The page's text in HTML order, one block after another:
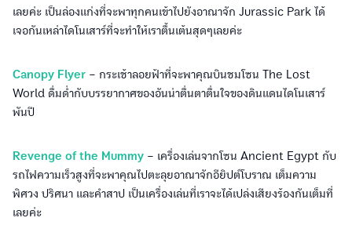
เลยค่ะ เป็นล่องแก่งที่จะพาทุกคนเข้าไปยังอาณาจัก Jurassic Park ได้
เจอกันเหล่าไดโนเสาร์ที่จะทำให้เราตื้นเต้นสุดๆเลยค่ะ
Canopy Flyer – กระเช้าลอยฟ้าที่จะพาคุณบินชมโซน The Lost
World ดื่มด่ำกับบรรยากาศของอันน่าตื่นตาตื่นใจของดินแดนไดโนเสาร์
พันปี
Revenge of the Mummy – เครื่องเล่นจากโซน Ancient Egypt กับ
รถไฟความเร็วสูงที่จะพาคุณไปตะลุยอาณาจักอียิปต์โบราณ เต็มความ
พิศวง ปริศนา และคำสาป เป็นเครื่องเล่นที่เราจะได้เปล่งเสียงร้องกันเต็มที่
เลยค่ะ